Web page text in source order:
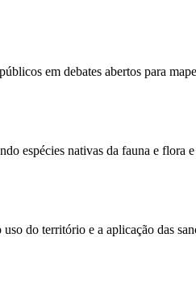
em debates abertos para
espécies nativas da fauna e flora e
do território e a aplicação das